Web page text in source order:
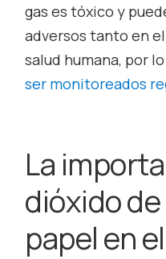
gas es tóxico y
adversos tanto en
salud humana, por
ser monitoreados
La
dióxido
papel en